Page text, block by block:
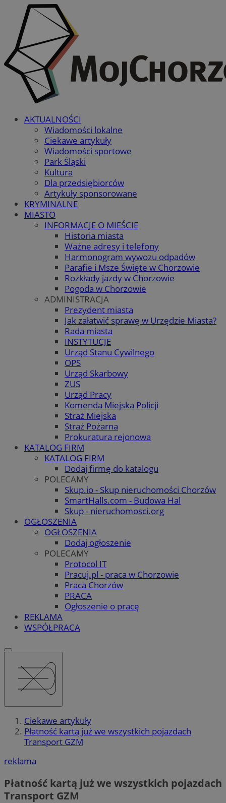
AKTUALNOŚCI
Wiadomości lokalne
Ciekawe artykuły
Wiadomości sportowe
Park Śląski
Kultura
Dla przedsiębiorców
Artykuły sponsorowane
KRYMINALNE
MIASTO
INFORMACJE O MIEŚCIE
Historia miasta
Ważne adresy i telefony
Harmonogram wywozu odpadów
Parafie i Msze Święte w Chorzowie
Rozkłady jazdy w Chorzowie
Pogoda w Chorzowie
ADMINISTRACJA
Prezydent miasta
Jak załatwić sprawę w Urzędzie Miasta?
Rada miasta
INSTYTUCJE
Urząd Stanu Cywilnego
OPS
Urząd Skarbowy
ZUS
Urząd Pracy
Komenda Miejska Policji
Straż Miejska
Straż Pożarna
Prokuratura rejonowa
KATALOG FIRM
KATALOG FIRM
Dodaj firmę do katalogu
POLECAMY
Skup.io - Skup nieruchomości Chorzów
SmartHalls.com - Budowa Hal
Skup - nieruchomosci.org
OGŁOSZENIA
OGŁOSZENIA
Dodaj ogłoszenie
POLECAMY
Protocol IT
Pracuj.pl - praca w Chorzowie
Praca Chorzów
PRACA
Ogłoszenie o pracę
REKLAMA
WSPÓŁPRACA
Ciekawe artykuły
Płatność kartą już we wszystkich pojazdach
Transport GZM
reklama
Płatność kartą już we wszystkich pojazdach
Transport GZM